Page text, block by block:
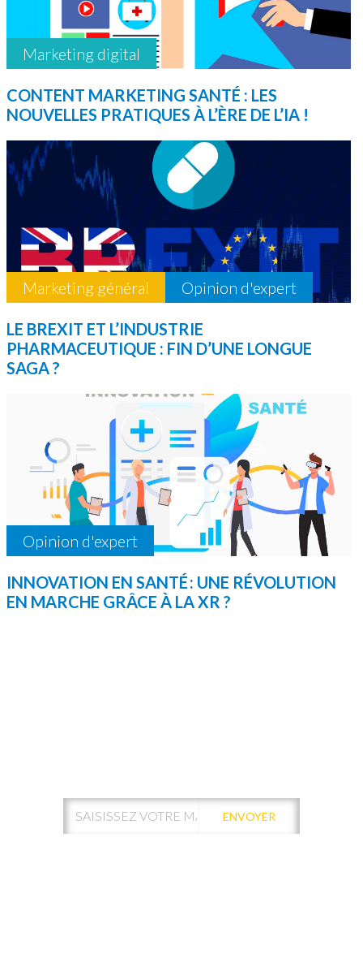
Marketing digital
CONTENT MARKETING SANTÉ : LES
NOUVELLES PRATIQUES À L’ÈRE DE L’IA !
Marketing général Opinion d'expert
LE BREXIT ET L’INDUSTRIE
PHARMACEUTIQUE : FIN D’UNE LONGUE
SAGA ?
Opinion d'expert
INNOVATION EN SANTÉ : UNE RÉVOLUTION
EN MARCHE GRÂCE À LA XR ?
ENVOYER